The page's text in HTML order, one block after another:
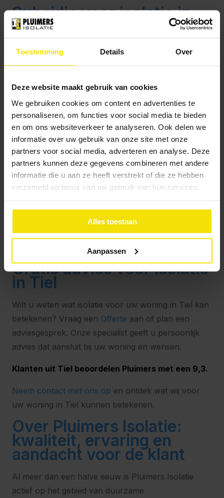
Toestemming Details Over
Deze website maakt gebruik van cookies
We gebruiken cookies om content en advertenties te
personaliseren, om functies voor social media te bieden
en om ons websiteverkeer te analyseren. Ook delen we
informatie over uw gebruik van onze site met onze
partners voor social media, adverteren en analyse. Deze
partners kunnen deze gegevens combineren met andere
informatie die u aan ze heeft verstrekt of die ze hebben
verzameld op basis van uw gebruik van hun services.
Alles toestaan
Aanpassen
Subsidie voor isolatie in
Tiel: ISDE en lokale
Met deSubsidiecheck
Combineert u meerdere isolatiemaatregelen, dan
kunt u gebruikmaken van aantrekkelijke ISDE-
subsidies. Bekijk ook hetStappenplan ISDEvoor
meer informatie.
Biobased isoleren in Tiel:
duurzaam en
toekomstgericht
Biobased isolerenkiest u voor natuurlijke
isolatiematerialen die bijdragen aan een duurzamere
Gratis advies voor isolatie
in Tiel
Wilt u weten wat isolatie voor uw woning in Tiel kan
betekenen? Vraag een Offerte aan of plan een
adviesgesprek. Onze specialist geeft u persoonlijk
advies dat aansluit bij uw woning en wensen.
Klanten uit Tiel beoordelen Pluimers met een 9,3.
Neem contact met ons op en ontdek wat wij voor
uw woning in Tiel kunnen betekenen.
Over Pluimers Isolatie:
kwaliteit, ervaring en
aandacht voor de klant
Al meer dan een halve eeuw is Pluimers Isolatie
actief op het gebied van duurzame